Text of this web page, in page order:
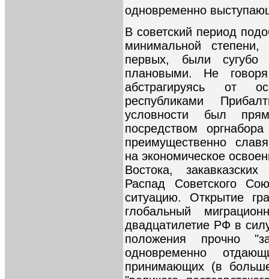
одновременно
В советский период
минимальной степени,
первых, были
плановыми. Не
абстрагируясь от
республиками
условности был
посредством
преимущественно
на экономическое
Востока,
Распад Советского
ситуацию. Открытие
глобальный
двадцатилетие РФ в
положения прочно
одновременно
принимающих (в